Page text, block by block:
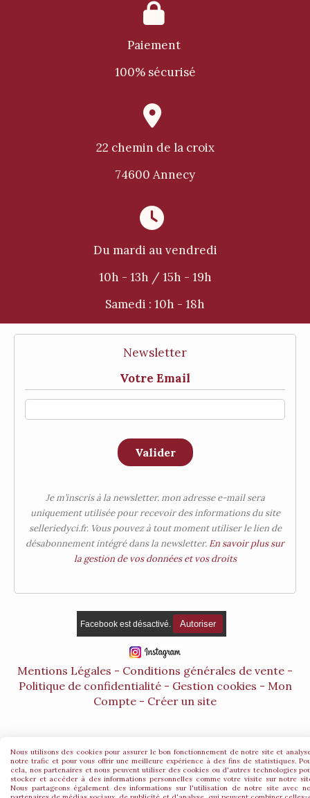

Paiement
100% sécurisé

22 chemin de la croix
74600 Annecy

Du mardi au vendredi
10h - 13h / 15h - 19h
Samedi : 10h - 18h
Newsletter
Votre Email
Valider
Je m’inscris à la newsletter. mon adresse e-mail sera
uniquement utilisée pour recevoir des informations du site
selleriedyci.fr. Vous pouvez à tout moment utiliser le lien de
désabonnement intégré dans la newsletter. En savoir plus sur
la gestion de vos données et vos droits
Facebook est désactivé. Autoriser
Mentions Légales
Conditions générales de vente
Politique de confidentialité
Gestion cookies
Mon
Compte
Créer un site
Nous utilisons des cookies pour assurer le bon fonctionnement de notre site et
notre trafic et pour vous offrir une meilleure expérience à des fins de statistiques.
cela, nos partenaires et nous peuvent utiliser des cookies ou d'autres technologies
stocker et accéder à des informations personnelles comme votre visite sur notre
Nous partageons également des informations sur l'utilisation de notre site avec